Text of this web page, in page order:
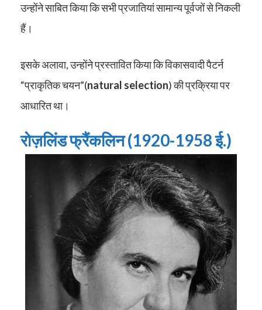
उन्होंने साबित किया कि सभी प्रजातियां सामान्य पूर्वजों से निकली
हैं।
इसके अलावा, उन्होंने प्रस्तावित किया कि विकासवादी पैटर्न
“प्राकृतिक चयन”(natural selection) की प्रक्रिया पर
आधारित था।
रोज़लिंड फ्रैंकलिन (1920-1958 ई.)